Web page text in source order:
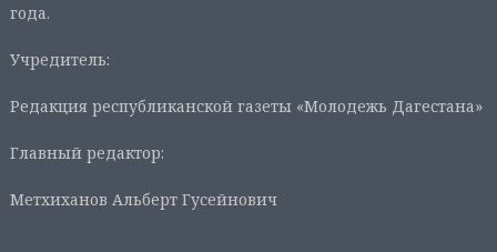
года.
Учредитель:
Редакция республиканской газеты «Молодежь Дагестана»
Главный редактор:
Метхиханов Альберт Гусейнович